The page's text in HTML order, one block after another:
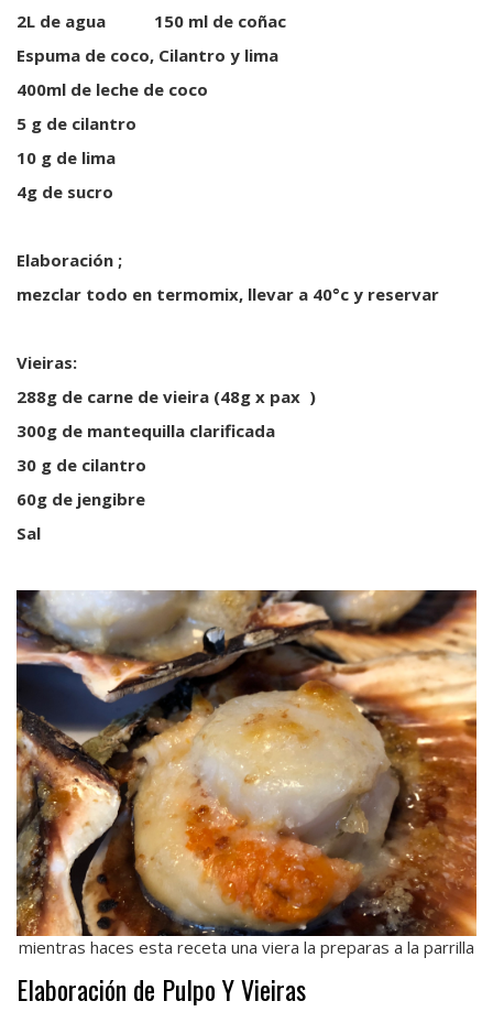
2L de agua 150 ml de coñac
Espuma de coco, Cilantro y lima
400ml de leche de coco
5 g de cilantro
10 g de lima
4g de sucro
Elaboración ;
mezclar todo en termomix, llevar a 40°c y reservar
Vieiras:
288g de carne de vieira (48g x pax )
300g de mantequilla clarificada
30 g de cilantro
60g de jengibre
Sal
mientras haces esta receta una viera la preparas a la parrilla
Elaboración de Pulpo Y Vieiras